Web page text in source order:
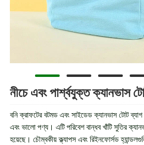
নীচে এবং পার্শ্বযুক্ত ক্যানভাস
বনি ক্রাফটের বটমড এবং সাইডেড ক্যানভাস টোট ব্যাগ
এবং ভালো পণ্য। এটি পরিবেশ বান্ধব খাঁটি সুতির
হয়েছে। চৌম্বকীয় ক্ল্যাপস এবং রিইনফোর্সড